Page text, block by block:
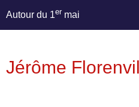
Autour du 1er mai
Jérôme